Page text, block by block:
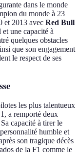
dans le monde
du monde à 23
et 2013 avec Red Bull
une capacité à
quelques obstacles
que son engagement
le respect de ses
les plus talentueux
a remporté deux
capacité à tirer le
humble et
son tragique décès
de la F1 comme le